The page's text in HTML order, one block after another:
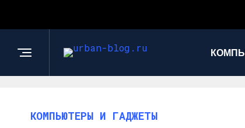
КОМПЬЮТЕРЫ И ГАДЖЕТЫ